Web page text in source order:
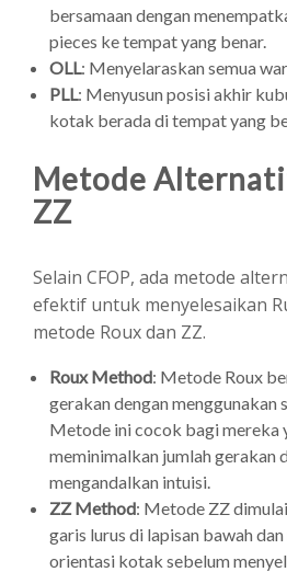
bersamaan dengan
pieces ke tempat yang benar.
OLL: Menyelaraskan semua
PLL: Menyusun posisi akhir
kotak berada di tempat yang
Metode
ZZ
Selain CFOP, ada metode
efektif untuk menyelesaikan
metode Roux dan ZZ.
Roux Method: Metode Roux
gerakan dengan
Metode ini cocok bagi mereka
meminimalkan jumlah gerakan
mengandalkan intuisi.
ZZ Method: Metode ZZ
garis lurus di lapisan bawah
orientasi kotak sebelum